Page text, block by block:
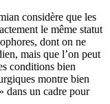
considère que les
le même statut
dont on ne
mais que l’on peut
conditions bien
montre bien
dans un cadre pour